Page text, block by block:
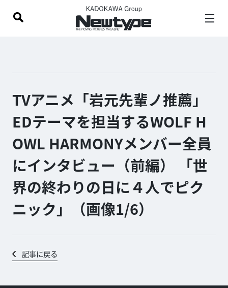
TVアニメ「岩元先輩ノ推薦」
EDテーマを担当するWOLF H
OWL HARMONYメンバー全員
にインタビュー（前編） 「世
界の終わりの日に４人でピク
ニック」（画像1/6）
記事に戻る